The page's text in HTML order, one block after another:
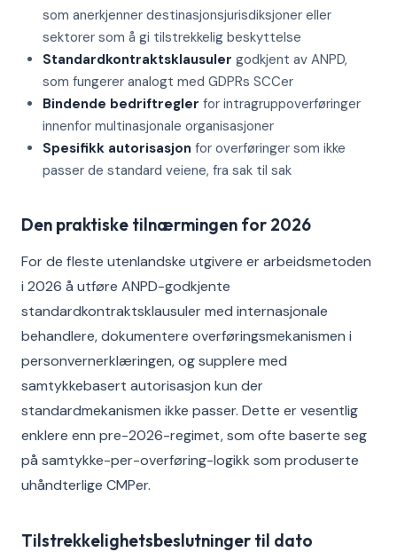
som anerkjenner destinasjonsjurisdiksjoner eller
sektorer som å gi tilstrekkelig beskyttelse
Standardkontraktsklausuler godkjent av ANPD,
som fungerer analogt med GDPRs SCCer
Bindende bedriftregler for intragruppoverføringer
innenfor multinasjonale organisasjoner
Spesifikk autorisasjon for overføringer som ikke
passer de standard veiene, fra sak til sak
Den praktiske tilnærmingen for 2026
For de fleste utenlandske utgivere er arbeidsmetoden
i 2026 å utføre ANPD-godkjente
standardkontraktsklausuler med internasjonale
behandlere, dokumentere overføringsmekanismen i
personvernerklæringen, og supplere med
samtykkebasert autorisasjon kun der
standardmekanismen ikke passer. Dette er vesentlig
enklere enn pre-2026-regimet, som ofte baserte seg
på samtykke-per-overføring-logikk som produserte
uhåndterlige CMPer.
Tilstrekkelighetsbeslutninger til dato